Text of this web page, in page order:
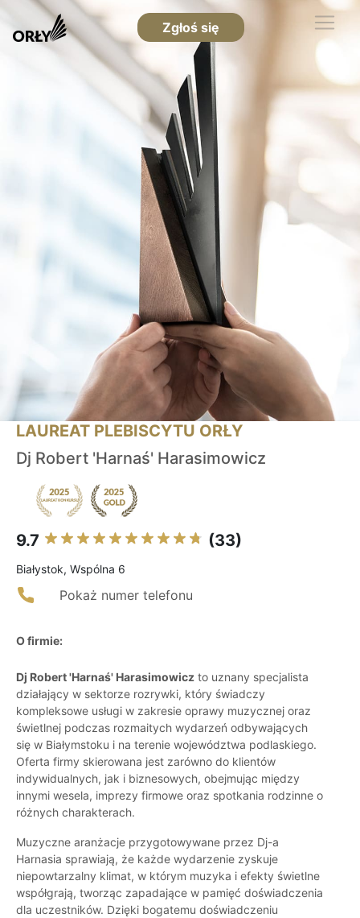
Zgłoś się
LAUREAT PLEBISCYTU ORŁY
Dj Robert 'Harnaś' Harasimowicz
9.7 (33)
Białystok, Wspólna 6
Pokaż numer telefonu
O firmie:
Dj Robert 'Harnaś' Harasimowicz to uznany specjalista
działający w sektorze rozrywki, który świadczy
kompleksowe usługi w zakresie oprawy muzycznej oraz
świetlnej podczas rozmaitych wydarzeń odbywających
się w Białymstoku i na terenie województwa podlaskiego.
Oferta firmy skierowana jest zarówno do klientów
indywidualnych, jak i biznesowych, obejmując między
innymi wesela, imprezy firmowe oraz spotkania rodzinne o
różnych charakterach.
Muzyczne aranżacje przygotowywane przez Dj-a
Harnasia sprawiają, że każde wydarzenie zyskuje
niepowtarzalny klimat, w którym muzyka i efekty świetlne
współgrają, tworząc zapadające w pamięć doświadczenia
dla uczestników. Dzięki bogatemu doświadczeniu